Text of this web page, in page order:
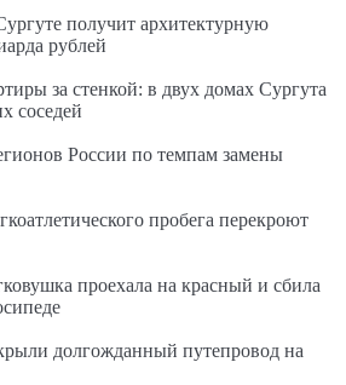
получит архитектурную
рублей
за стенкой: в двух домах Сургута
соседей
России по темпам замены
пробега перекроют
проехала на красный и сбила
долгожданный путепровод на